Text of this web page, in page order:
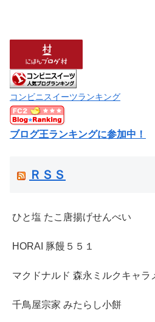
コンビニスイーツランキング
ブログ王ランキングに参加中！
ＲＳＳ
ひと塩 たこ唐揚げせんべい
HORAI 豚饅５５１
マクドナルド 森永ミルクキャラ
千鳥屋宗家 みたらし小餅